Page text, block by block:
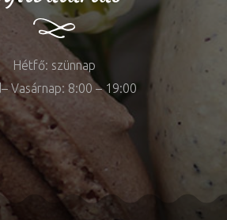
Hétfő: szünnap
Vasárnap: 8:00 – 19:00